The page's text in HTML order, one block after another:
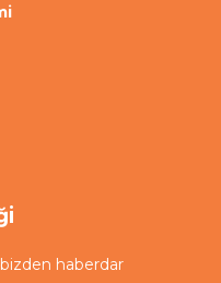
bizden haberdar